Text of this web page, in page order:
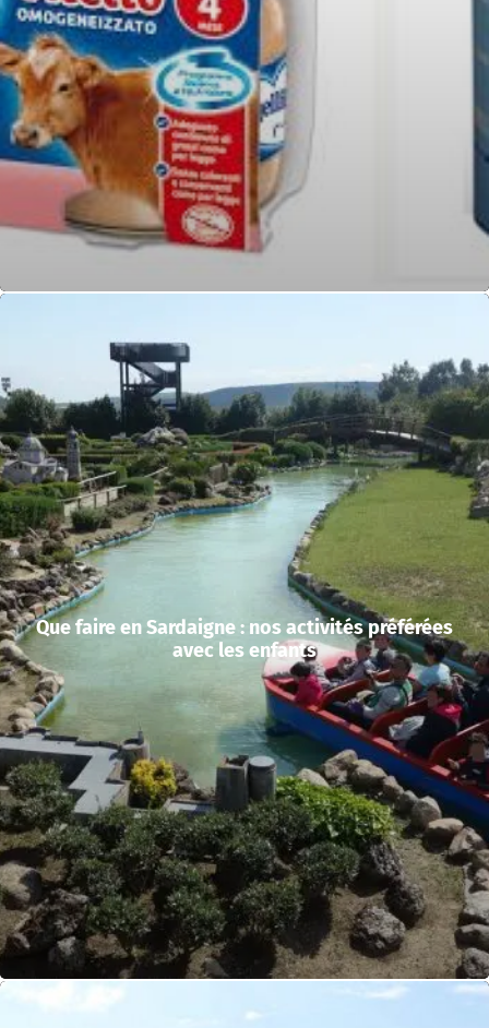
Que faire en Sardaigne : nos activités préférées
avec les enfants